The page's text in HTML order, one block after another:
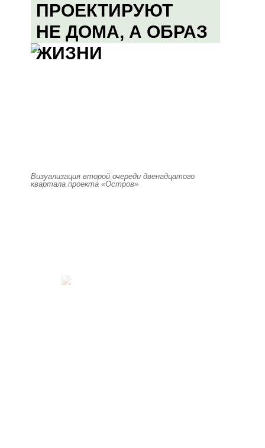
ПРОЕКТИРУЮТ
НЕ ДОМА, А ОБРАЗ
ЖИЗНИ
Визуализация второй очереди двенадцатого
квартала проекта «Остров»